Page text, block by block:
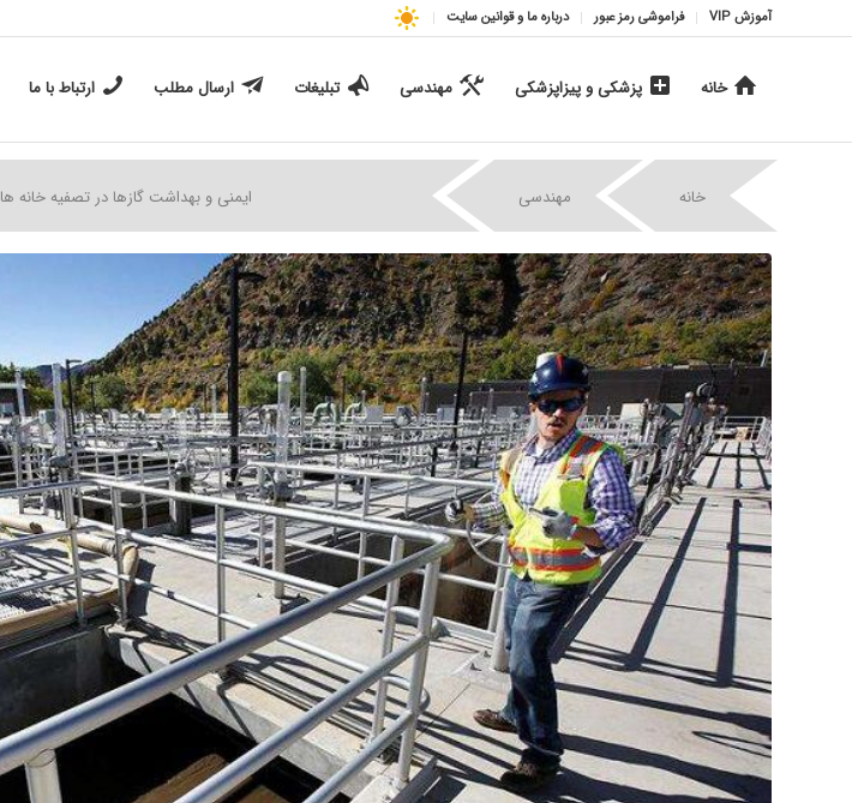
آموزش VIP فراموشی رمز عبور درباره ما و قوانین سایت
خانه پزشکی و پیزاپزشکی مهندسی تبلیغات ارسال مطلب ارتباط با ما
خانه مهندسی | ایمنی و بهداشت گازها در تصفیه خانه ها